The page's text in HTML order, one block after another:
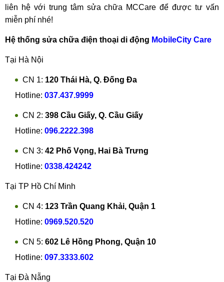
liên hệ với trung tâm sửa chữa MCCare để được tư vấn
miễn phí nhé!
Hệ thống sửa chữa điện thoại di động MobileCity Care
Tại Hà Nội
CN 1: 120 Thái Hà, Q. Đống Đa
Hotline: 037.437.9999
CN 2: 398 Cầu Giấy, Q. Cầu Giấy
Hotline: 096.2222.398
CN 3: 42 Phố Vọng, Hai Bà Trưng
Hotline: 0338.424242
Tại TP Hồ Chí Minh
CN 4: 123 Trần Quang Khải, Quận 1
Hotline: 0969.520.520
CN 5: 602 Lê Hồng Phong, Quận 10
Hotline: 097.3333.602
Tại Đà Nẵng